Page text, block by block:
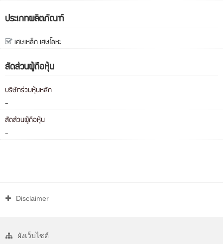
ประเภทผลิตภัณฑ์
เศษเหล็ก เศษโลหะ
สัดส่วนผู้ถือหุ้น
บริษัทร่วมหุ้นหลัก
-
สัดส่วนผู้ถือหุ้น
-
Disclaimer
ผังเว็บไซต์